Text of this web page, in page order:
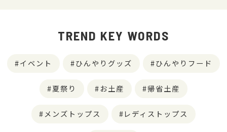
TREND KEY WORDS
イベント ひんやりグッズ ひんやりフード
夏祭り お土産 帰省土産
メンズトップス レディストップス